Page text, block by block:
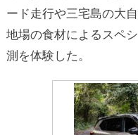
ード走行や三宅島の大
地場の食材によるスペ
測を体験した。